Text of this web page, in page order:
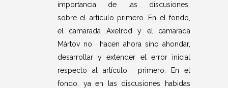
importancia de las discusiones
sobre el artículo primero. En el fondo,
el camarada Axelrod y el camarada
Mártov no hacen ahora sino ahondar,
desarrollar y extender el error inicial
respecto al artículo primero. En el
fondo, ya en las discusiones habidas